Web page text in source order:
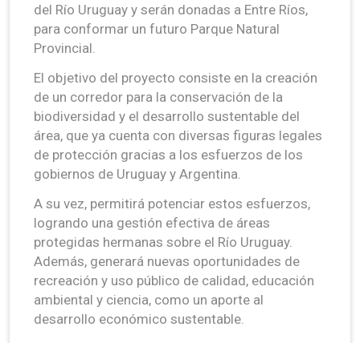
del Río Uruguay y serán donadas a Entre Ríos,
para conformar un futuro Parque Natural
Provincial.
El objetivo del proyecto consiste en la creación
de un corredor para la conservación de la
biodiversidad y el desarrollo sustentable del
área, que ya cuenta con diversas figuras legales
de protección gracias a los esfuerzos de los
gobiernos de Uruguay y Argentina.
A su vez, permitirá potenciar estos esfuerzos,
logrando una gestión efectiva de áreas
protegidas hermanas sobre el Río Uruguay.
Además, generará nuevas oportunidades de
recreación y uso público de calidad, educación
ambiental y ciencia, como un aporte al
desarrollo económico sustentable.